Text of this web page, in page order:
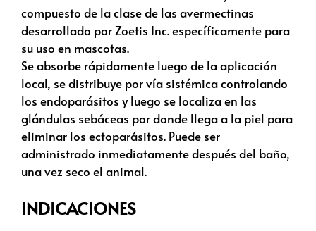
compuesto de la clase de las avermectinas
desarrollado por Zoetis Inc. específicamente para
su uso en mascotas.
Se absorbe rápidamente luego de la aplicación
local, se distribuye por vía sistémica controlando
los endoparásitos y luego se localiza en las
glándulas sebáceas por donde llega a la piel para
eliminar los ectoparásitos. Puede ser
administrado inmediatamente después del baño,
una vez seco el animal.
INDICACIONES